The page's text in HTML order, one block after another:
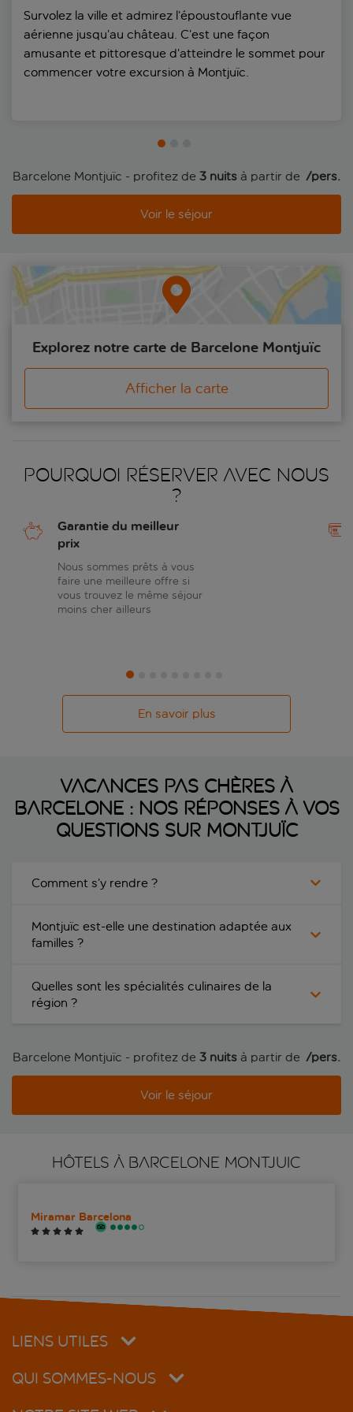
Survolez la ville et admirez l’époustouflante vue
aérienne jusqu’au château. C’est une façon
amusante et pittoresque d’atteindre le sommet pour
commencer votre excursion à Montjuïc.
Barcelone Montjuïc - profitez de 3 nuits à partir de /pers.
Voir le séjour
Explorez notre carte de Barcelone Montjuïc
Afficher la carte
Pourquoi réserver avec nous
?
Garantie du meilleur
prix
Nous sommes prêts à vous
faire une meilleure offre si
vous trouvez le même séjour
moins cher ailleurs
En savoir plus
Vacances pas chères à
Barcelone : nos réponses à vos
questions sur Montjuïc
Comment s’y rendre ?
Montjuïc est-elle une destination adaptée aux
familles ?
Quelles sont les spécialités culinaires de la
région ?
Barcelone Montjuïc - profitez de 3 nuits à partir de /pers.
Voir le séjour
HÔTELS À BARCELONE MONTJUIC
Miramar Barcelona
LIENS UTILES
QUI SOMMES-NOUS